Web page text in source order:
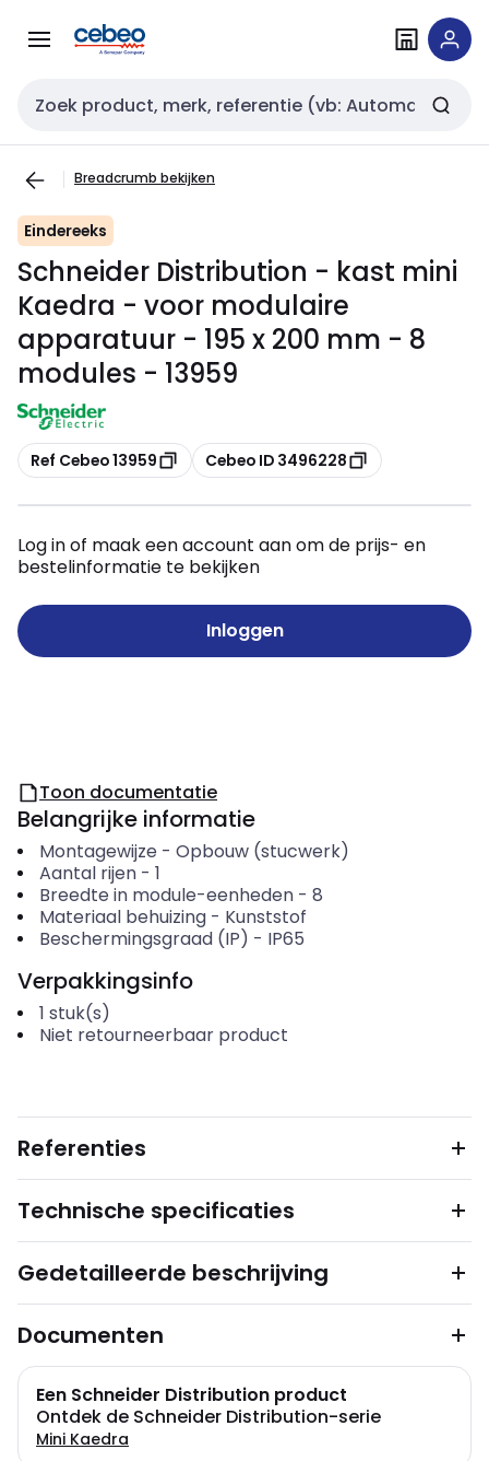
naar
naar
Zoekveld invoer
Breadcrumb bekijken
Eindereeks
Schneider Distribution - kast mini
Kaedra - voor modulaire
apparatuur - 195 x 200 mm - 8
modules - 13959
Kopiëren
Ref Cebeo 13959 Kopiëren
Cebeo ID 3496228
Log in of maak een account aan om de prijs- en
bestelinformatie te bekijken
Inloggen
Toon documentatie
Belangrijke informatie
Montagewijze - Opbouw (stucwerk)
Aantal rijen- 1
Breedte in module-eenheden- 8
Materiaal behuizing- Kunststof
Beschermingsgraad (IP) - IP65
Verpakkingsinfo
1 stuk(s)
Niet retourneerbaar product
Referenties
Technische specificaties
Gedetailleerde beschrijving
Documenten
Een Schneider Distribution product
Ontdek de Schneider Distribution-serie
Mini Kaedra